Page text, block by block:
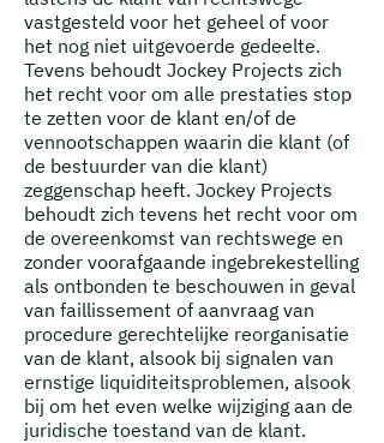
vastgesteld voor het geheel of voor
het nog niet uitgevoerde gedeelte.
Tevens behoudt Jockey Projects zich
het recht voor om alle prestaties stop
te zetten voor de klant en/of de
vennootschappen waarin die klant (of
de bestuurder van die klant)
zeggenschap heeft. Jockey Projects
behoudt zich tevens het recht voor om
de overeenkomst van rechtswege en
zonder voorafgaande ingebrekestelling
als ontbonden te beschouwen in geval
van faillissement of aanvraag van
procedure gerechtelijke reorganisatie
van de klant, alsook bij signalen van
ernstige liquiditeitsproblemen, alsook
bij om het even welke wijziging aan de
juridische toestand van de klant.